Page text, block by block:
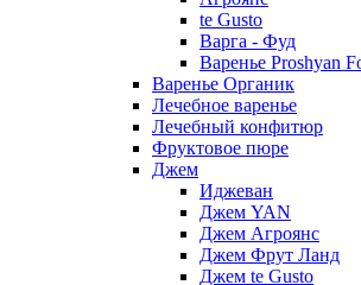
te Gusto
Варга - Фуд
Варенье Proshyan
Варенье Органик
Лечебное варенье
Лечебный конфитюр
Фруктовое пюре
Джем
Иджеван
Джем YAN
Джем Агроянс
Джем Фрут Ланд
Джем te Gusto